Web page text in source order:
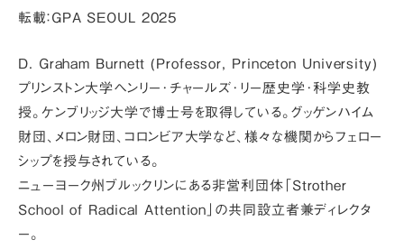
転載：GPA SEOUL 2025
D. Graham Burnett (Professor, Princeton University)
プリンストン大学ヘンリー･チャールズ･リー歴史学･科学史教
授。ケンブリッジ大学で博士号を取得している。グッゲンハイム
財団、メロン財団、コロンビア大学など、様々な機関からフェロー
シップを授与されている。
ニューヨーク州ブルックリンにある非営利団体「Strother
School of Radical Attention」の共同設立者兼ディレクタ
ー。